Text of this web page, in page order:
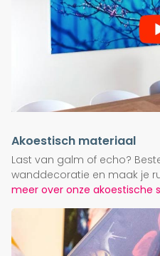
Akoestisch materiaal
Last van galm of echo?
wanddecoratie en maak je
meer over onze akoestische